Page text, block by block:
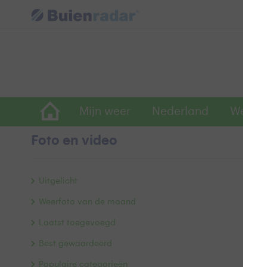
Mijn weer Nederland
Foto en video
Uitgelicht
Weerfoto van de maand
Laatst toegevoegd
Best gewaardeerd
Populaire categorieën